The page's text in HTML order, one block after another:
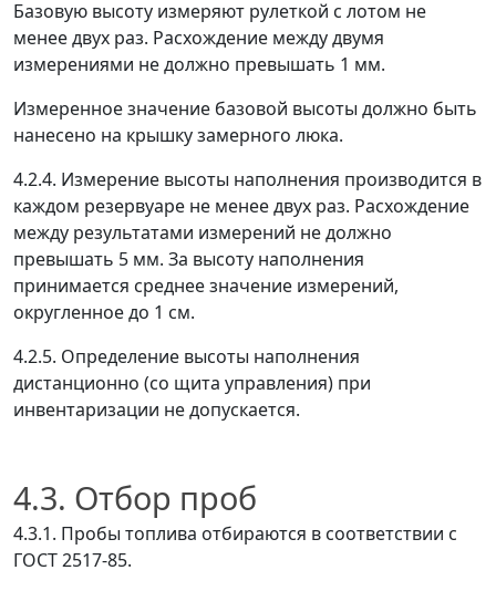
Базовую высоту измеряют рулеткой с лотом не
менее двух раз. Расхождение между двумя
измерениями не должно превышать 1 мм.
Измеренное значение базовой высоты должно быть
нанесено на крышку замерного люка.
4.2.4. Измерение высоты наполнения производится в
каждом резервуаре не менее двух раз. Расхождение
между результатами измерений не должно
превышать 5 мм. За высоту наполнения
принимается среднее значение измерений,
округленное до 1 см.
4.2.5. Определение высоты наполнения
дистанционно (со щита управления) при
инвентаризации не допускается.
4.3. Отбор проб
4.3.1. Пробы топлива отбираются в соответствии с
ГОСТ 2517-85.